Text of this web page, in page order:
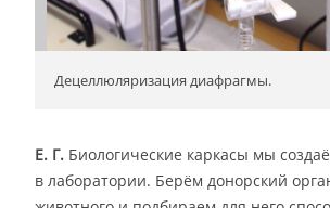
Децеллюляризация диафрагмы.
Е. Г. Биологические каркасы мы
в лаборатории. Берём донорский